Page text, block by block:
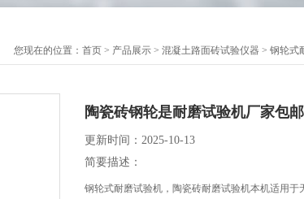
您现在的位置： 首页 > 产品展示 > 混凝土路面砖试验仪器 > 钢轮式
陶瓷砖钢轮是耐磨试验机厂家包邮
更新时间：2025-10-13
简要描述：
钢轮式耐磨试验机，陶瓷砖耐磨试验机本机适用